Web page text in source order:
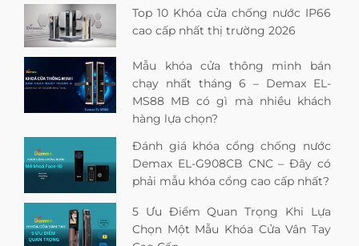
Top 10 Khóa cửa chống nước IP66
cao cấp nhất thị trường 2026
Mẫu khóa cửa thông minh bán
chạy nhất tháng 6 – Demax EL-
MS88 MB có gì mà nhiều khách
hàng lựa chọn?
Đánh giá khóa cổng chống nước
Demax EL-G908CB CNC – Đây có
phải mẫu khóa cổng cao cấp nhất?
5 Ưu Điểm Quan Trọng Khi Lựa
Chọn Một Mẫu Khóa Cửa Vân Tay